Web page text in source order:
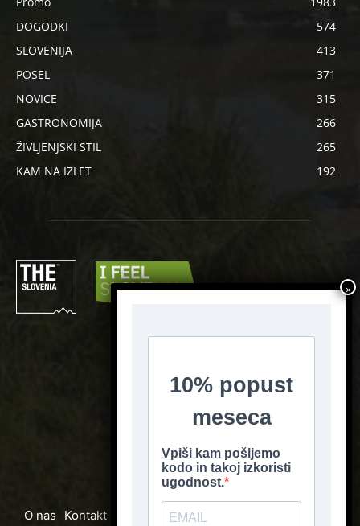
DOGODKI
574
SLOVENIJA
413
POSEL
371
NOVICE
315
GASTRONOMIJA
266
ŽIVLJENJSKI STIL
265
KAM NA IZLET
192
O nas Kontakt Oglaševanje